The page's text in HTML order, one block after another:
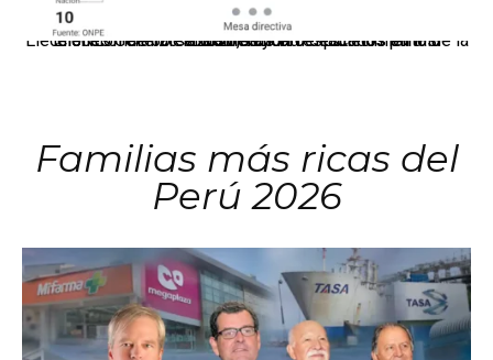
El JNE oficializó la distribución de escaños para la elección de 60 senadores y 130 diputados en las Elecciones Generales 2026, tras el restablecimiento de la Bicameralidad.
Familias más ricas del
Perú 2026